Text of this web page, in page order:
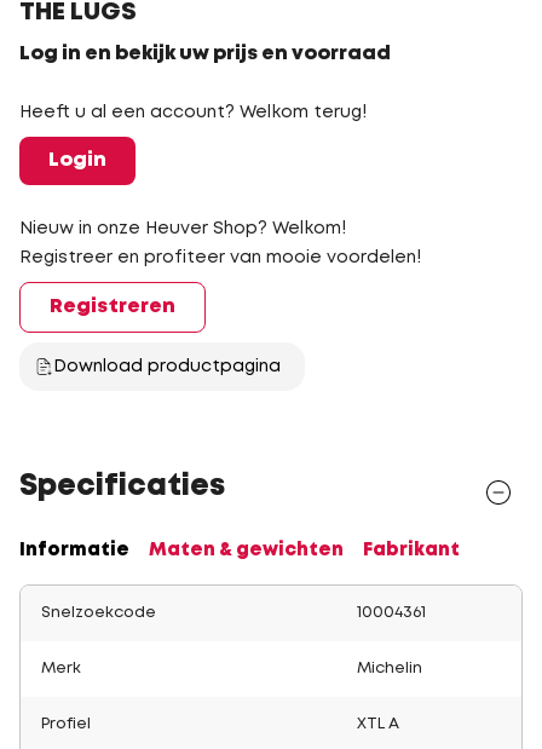
THE LUGS
Log in en bekijk uw prijs en voorraad
Heeft u al een account? Welkom terug!
Login
Nieuw in onze Heuver Shop? Welkom!
Registreer en profiteer van mooie voordelen!
Registreren
Download productpagina
Specificaties
Informatie Maten & gewichten Fabrikant
Snelzoekcode 10004361
Merk Michelin
Profiel XTL A